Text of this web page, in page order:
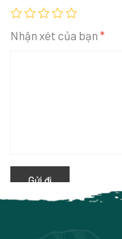
Nhận xét của bạn *